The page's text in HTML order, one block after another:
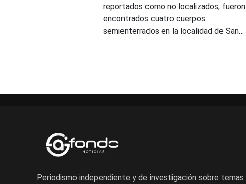
reportados como no localizados, fueron
encontrados cuatro cuerpos
semienterrados en la localidad de San…
Periodismo independiente y de investigación sobre temas